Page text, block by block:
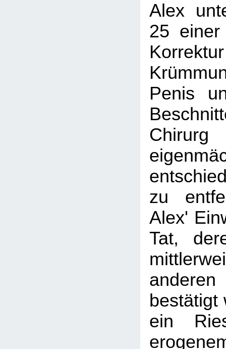
Alex
25
Penis
zu
Alex'
Tat,
bestätigt
ein